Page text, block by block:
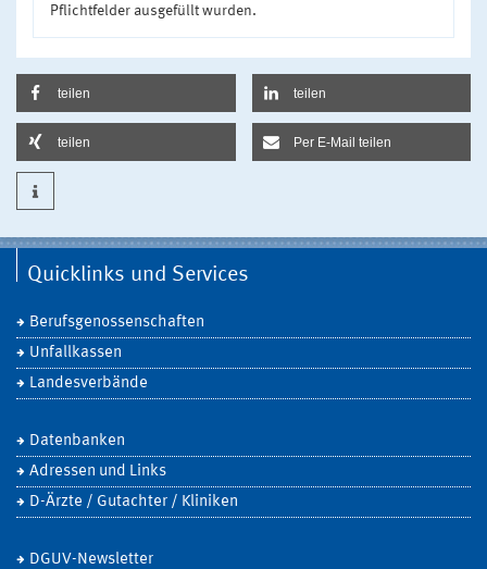
Pflichtfelder ausgefüllt wurden.
teilen teilen
teilen Per E-Mail teilen
Quicklinks und Services
Berufsgenossenschaften
Unfallkassen
Landesverbände
Datenbanken
Adressen und Links
D-Ärzte / Gutachter / Kliniken
DGUV-Newsletter